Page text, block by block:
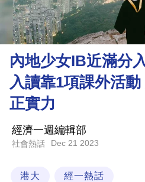
樓
市
理
財
商
科
技
內地少女IB近滿分
入讀靠1項課外活
正實力
經濟一週編輯部
社會熱話 Dec 21 2023
港大 經一熱話